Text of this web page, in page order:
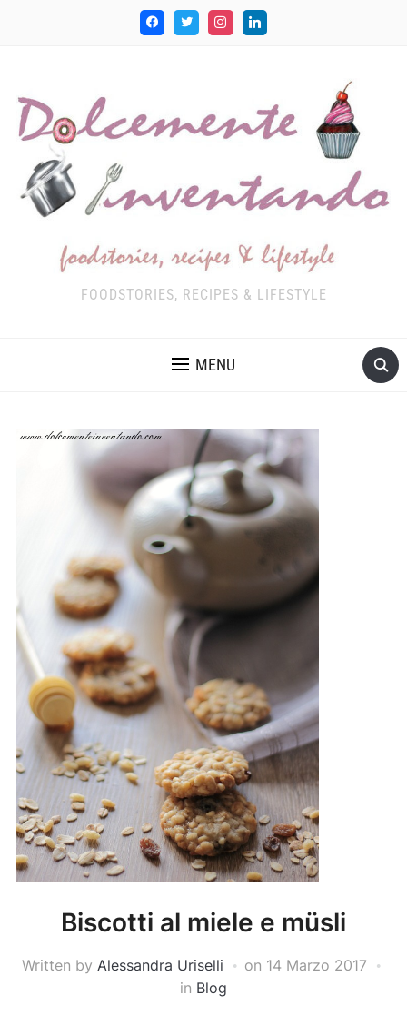
FOODSTORIES, RECIPES & LIFESTYLE
MENU
Biscotti al miele e müsli
Written by Alessandra Uriselli on 14 Marzo 2017
in Blog